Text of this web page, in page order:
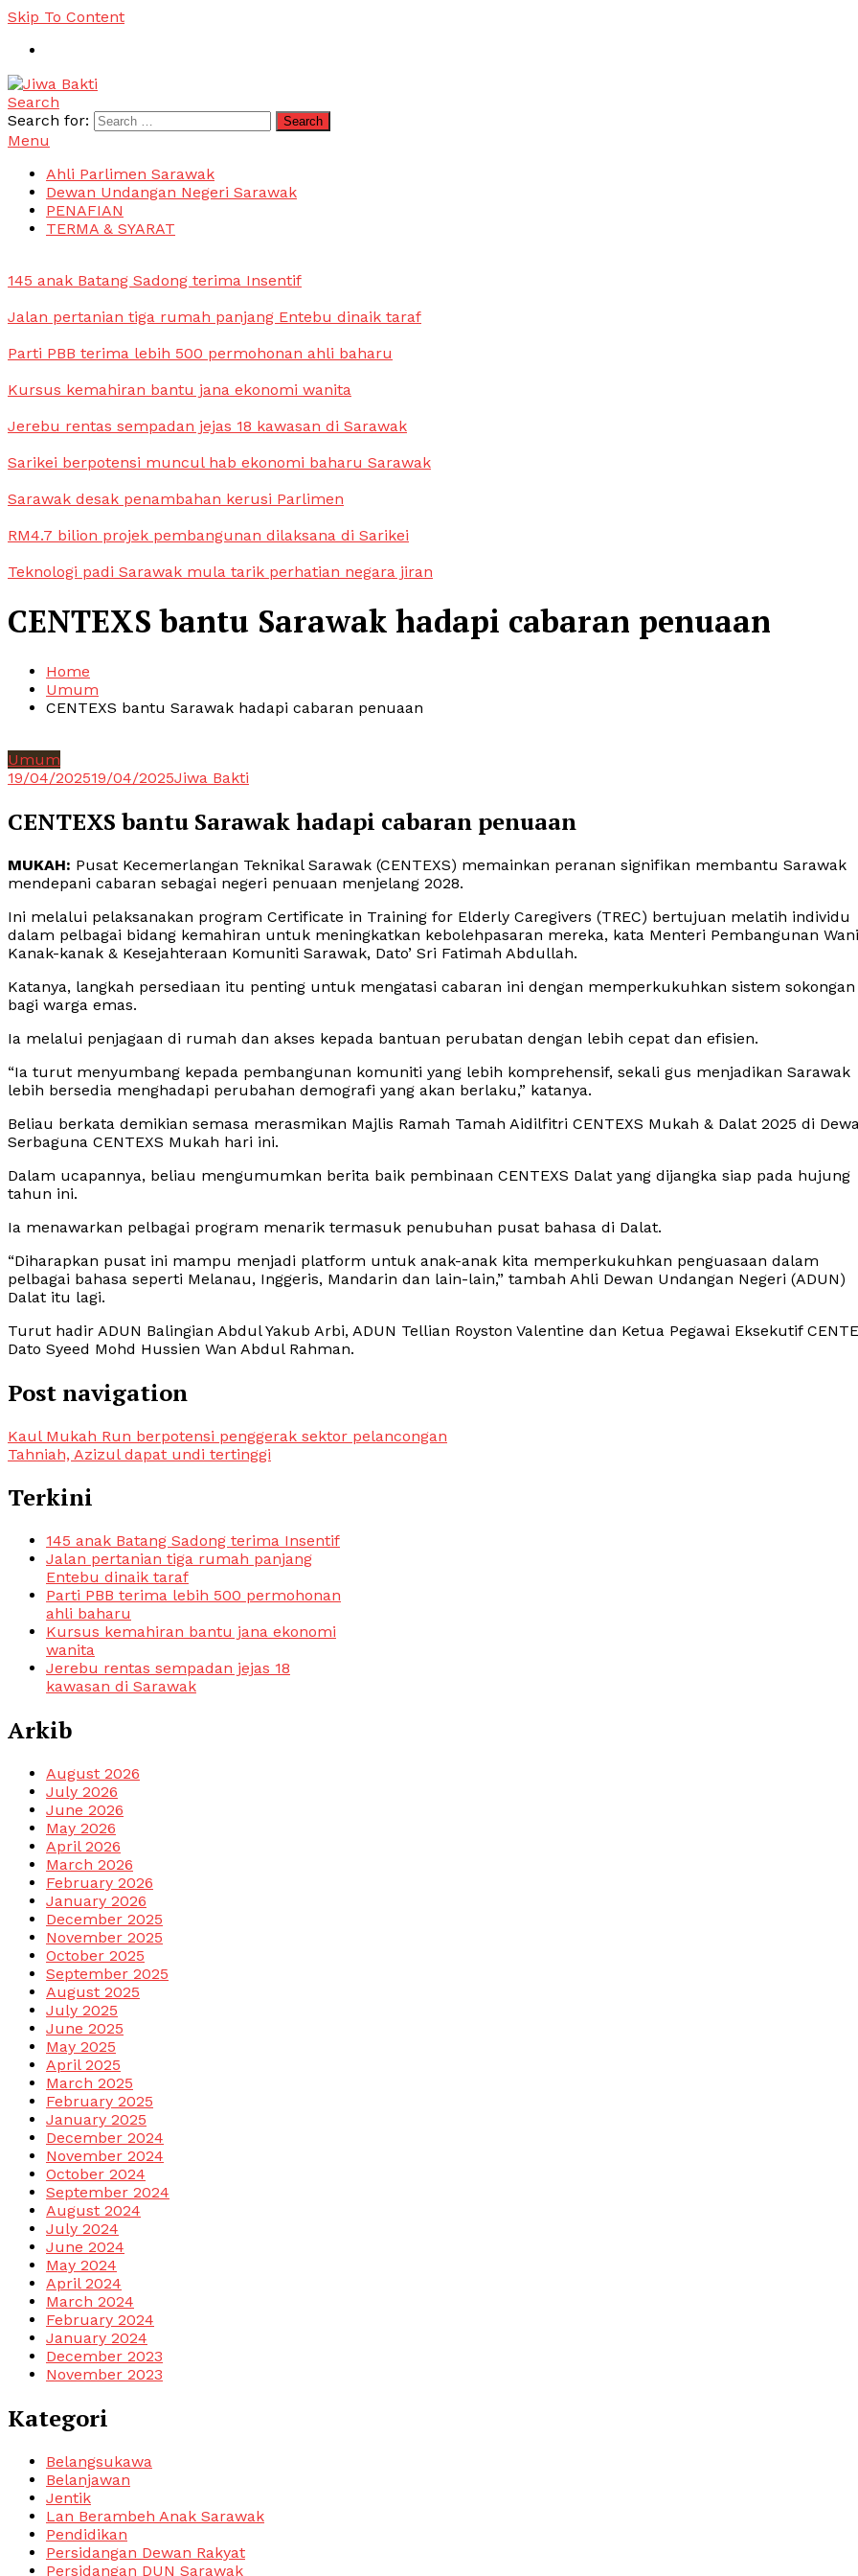
Skip To Content
Jiwa Bakti
Suara PBB Sarawak
Search
Search for:
Menu
Ahli Parlimen Sarawak
Dewan Undangan Negeri Sarawak
PENAFIAN
TERMA & SYARAT
145 anak Batang Sadong terima Insentif
Jalan pertanian tiga rumah panjang Entebu dinaik taraf
Parti PBB terima lebih 500 permohonan ahli baharu
Kursus kemahiran bantu jana ekonomi wanita
Jerebu rentas sempadan jejas 18 kawasan di Sarawak
Sarikei berpotensi muncul hab ekonomi baharu Sarawak
Sarawak desak penambahan kerusi Parlimen
RM4.7 bilion projek pembangunan dilaksana di Sarikei
Teknologi padi Sarawak mula tarik perhatian negara jiran
CENTEXS bantu Sarawak hadapi cabaran penuaan
Home
Umum
CENTEXS bantu Sarawak hadapi cabaran penuaan
Umum
19/04/202519/04/2025Jiwa Bakti
CENTEXS bantu Sarawak hadapi cabaran penuaan
MUKAH: Pusat Kecemerlangan Teknikal Sarawak (CENTEXS) memainkan peranan signifikan membantu Sarawak
mendepani cabaran sebagai negeri penuaan menjelang 2028.
Ini melalui pelaksanakan program Certificate in Training for Elderly Caregivers (TREC) bertujuan melatih individu
dalam pelbagai bidang kemahiran untuk meningkatkan kebolehpasaran mereka, kata Menteri Pembangunan
Kanak-kanak & Kesejahteraan Komuniti Sarawak, Dato’ Sri Fatimah Abdullah.
Katanya, langkah persediaan itu penting untuk mengatasi cabaran ini dengan memperkukuhkan sistem sokongan
bagi warga emas.
Ia melalui penjagaan di rumah dan akses kepada bantuan perubatan dengan lebih cepat dan efisien.
“Ia turut menyumbang kepada pembangunan komuniti yang lebih komprehensif, sekali gus menjadikan Sarawak
lebih bersedia menghadapi perubahan demografi yang akan berlaku,” katanya.
Beliau berkata demikian semasa merasmikan Majlis Ramah Tamah Aidilfitri CENTEXS Mukah & Dalat 2025 di
Serbaguna CENTEXS Mukah hari ini.
Dalam ucapannya, beliau mengumumkan berita baik pembinaan CENTEXS Dalat yang dijangka siap pada hujung
tahun ini.
Ia menawarkan pelbagai program menarik termasuk penubuhan pusat bahasa di Dalat.
“Diharapkan pusat ini mampu menjadi platform untuk anak-anak kita memperkukuhkan penguasaan dalam
pelbagai bahasa seperti Melanau, Inggeris, Mandarin dan lain-lain,” tambah Ahli Dewan Undangan Negeri (ADUN)
Dalat itu lagi.
Turut hadir ADUN Balingian Abdul Yakub Arbi, ADUN Tellian Royston Valentine dan Ketua Pegawai Eksekutif
Dato Syeed Mohd Hussien Wan Abdul Rahman.
Post navigation
Kaul Mukah Run berpotensi penggerak sektor pelancongan
Tahniah, Azizul dapat undi tertinggi
Terkini
145 anak Batang Sadong terima Insentif
Jalan pertanian tiga rumah panjang
Entebu dinaik taraf
Parti PBB terima lebih 500 permohonan
ahli baharu
Kursus kemahiran bantu jana ekonomi
wanita
Jerebu rentas sempadan jejas 18
kawasan di Sarawak
Arkib
August 2026
July 2026
June 2026
May 2026
April 2026
March 2026
February 2026
January 2026
December 2025
November 2025
October 2025
September 2025
August 2025
July 2025
June 2025
May 2025
April 2025
March 2025
February 2025
January 2025
December 2024
November 2024
October 2024
September 2024
August 2024
July 2024
June 2024
May 2024
April 2024
March 2024
February 2024
January 2024
December 2023
November 2023
Kategori
Belangsukawa
Belanjawan
Jentik
Lan Berambeh Anak Sarawak
Pendidikan
Persidangan Dewan Rakyat
Persidangan DUN Sarawak